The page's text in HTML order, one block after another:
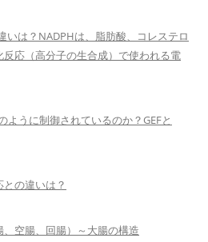
いは？NADPHは、脂肪酸、コレステロ
応（高分子の生合成）で使われる電
ように制御されているのか？GEFと
の違いは？
空腸、回腸）～大腸の構造